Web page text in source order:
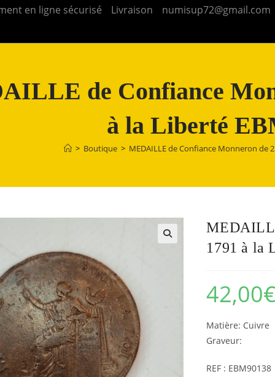
en ligne sécurisé Livraison numisup72@gmail.com
de Confiance
à la Liberté
> Boutique > MEDAILLE de Confiance Monneron de
1791 à la
42,00
Matière:
Graveur:
REF : EBM90138